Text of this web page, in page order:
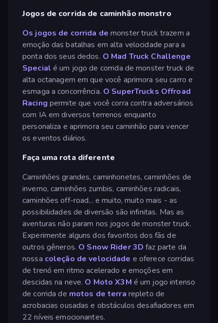
Jogos de corrida de caminhão monstro
Os jogos de corrida de monster truck trazem a
emoção das batalhas em alta velocidade para a
ponta dos seus dedos. O Mad Truck Challenge
Special é um jogo de corrida de monster truck de
alta octanagem em que você aprimora seu carro e
esmaga a concorrência. O SuperTrucks Offroad
Racing permite que você corra contra adversários
com IA em diversos terrenos enquanto
personaliza e aprimora seu caminhão para vencer
os eventos diários.
Faça uma rota diferente
Caminhões grandes, caminhonetes, caminhões de
inverno, caminhões zumbis, caminhões radicais,
caminhões off-road... e muito, muito mais - as
possibilidades de diversão são infinitas. Mas as
aventuras não param nos jogos de monster truck.
Experimente alguns dos favoritos dos fãs de
outros gêneros. O Snow Rider 3D faz parte da
nossa coleção de velocidade e oferece corridas
de trenó em ritmo acelerado e emoções em
descidas na neve. O Moto X3M é um jogo intenso
de corrida de motos de terra repleto de
acrobacias ousadas e obstáculos desafiadores em
22 níveis emocionantes.